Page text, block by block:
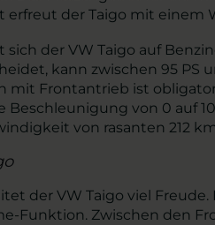
erfreut der Taigo mit
sich der VW Taigo auf
kann zwischen 95 PS
Frontantrieb ist
Beschleunigung von 0 auf
von rasanten 212
der VW Taigo viel
Funktion. Zwischen den